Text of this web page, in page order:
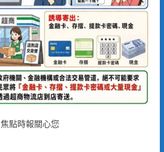
焦點時報關心您